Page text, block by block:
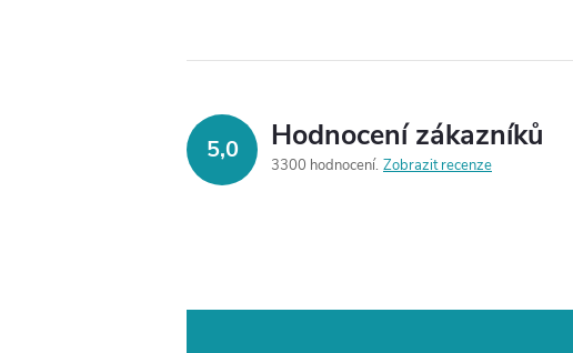
5,0 Hodnocení zákazníků
3300 hodnocení Zobrazit recenze